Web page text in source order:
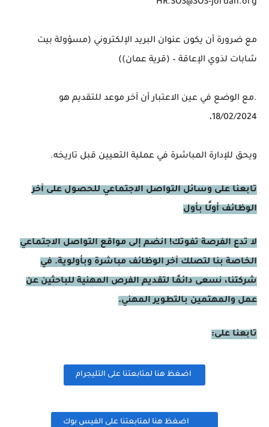
HR.SOS@SOS-jordan.org
مع ضرورة أن يكون عنوان البريد الإلكتروني (مسؤولة بيت
شابات لذوي الإعاقة – (قرية عمان))
.مع الوضع في عين الاعتبار أن آخر موعد للتقديم هو
18/02/2024،
ويحق للإدارة المباشرة في عملية التعيين قبل تاريخه.
تابعنا على وسائل التواصل الاجتماعي للحصول على آخر
الوظائف أولًا بأول
لا تدع الفرصة تفوتك! انضم إلى مواقع التواصل الاجتماعي
الخاصة بنا لتصلك آخر الوظائف مباشرة وبأولوية. في
شركتنا، نسعى دائمًا لتقديم الفرص المهنية للباحثين عن
عمل والمهتمين بالتطوير المهني.
تابعنا على:
اضغظ هنا لمتابعتنا على التليجرام
اضغظ هنا لمتابعتنا على الفيس بوك